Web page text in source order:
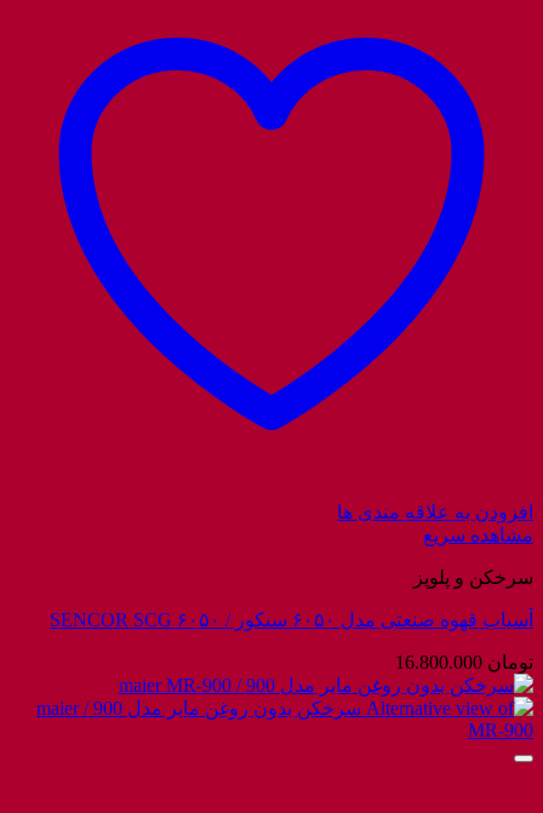
افزودن به علاقه مندی ها
مشاهده سریع
سرخکن و پلوپز
آسیاب قهوه صنعتی مدل ۶۰۵۰ سنکور / SENCOR SCG ۶۰۵۰
تومان